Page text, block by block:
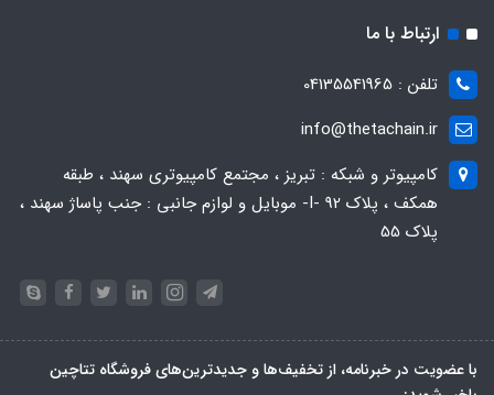
ارتباط با ما
تلفن : 04135541965
info@thetachain.ir
کامپیوتر و شبکه : تبریز ، مجتمع کامپیوتری سهند ، طبقه
همکف ، پلاک 92 -I- موبایل و لوازم جانبی : جنب پاساژ سهند ،
پلاک 55
با عضویت در خبرنامه، از تخفیف‌ها و جدیدترین‌های فروشگاه تتاچین